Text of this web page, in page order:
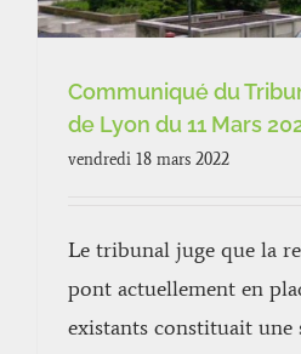
Communiqué du
de Lyon du 11 Mars
vendredi 18 mars 2022
Le tribunal juge que la
pont actuellement en
existants constituait